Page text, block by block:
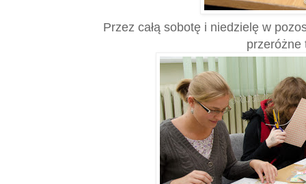
Przez całą sobotę i niedzielę w
przeróżne